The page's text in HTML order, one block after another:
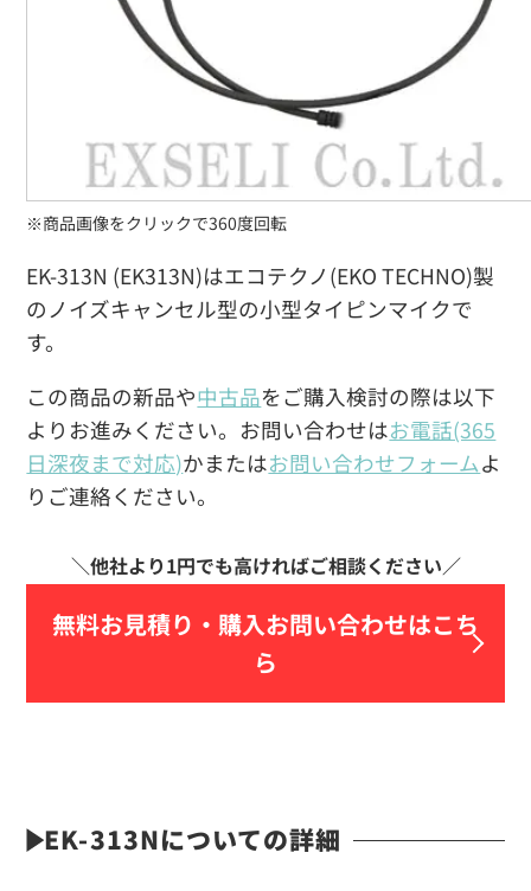
EK-313N (EK313N)はエコテクノ(EKO TECHNO)製
のノイズキャンセル型の小型タイピンマイクで
す。
この商品の新品や中古品をご購入検討の際は以下
よりお進みください。お問い合わせはお電話(365
日深夜まで対応)かまたはお問い合わせフォームよ
りご連絡ください。
無料お見積り・ 購入お問い合わせはこち
ら
※商品画像をクリックで360度回転
EK-313Nについての詳細